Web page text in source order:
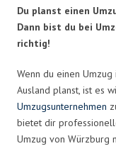
Du planst einen
Dann bist du bei
richtig!
Wenn du einen
Ausland planst, ist es
Umzugsunternehmen
bietet dir
Umzug von Würzburg